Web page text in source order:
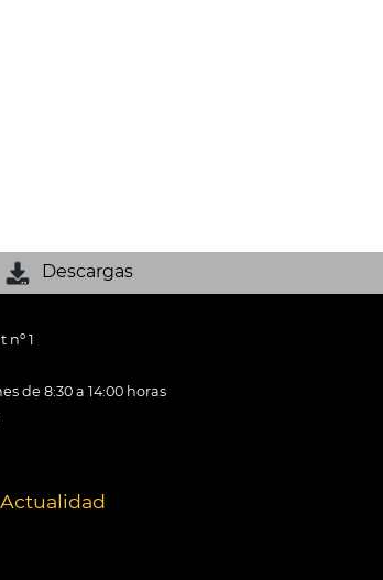
Descargas
nº 1
de 8:30 a 14:00 horas
Actualidad